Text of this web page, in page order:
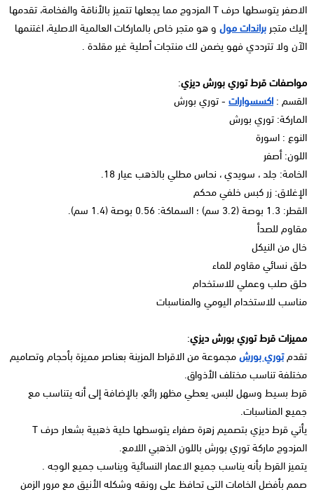
الاصفر يتوسطها حرف T المزدوج مما يجعلها تتميز بالأناقة والفخامة، تقدمها
إليك متجر براندات مول و هو متجر خاص بالماركات العالمية الاصلية، اغتنمها
الآن ولا تترددي فهو يضمن لك منتجات أصلية غير مقلدة .
مواصفات قرط توري بورش ديزي:
القسم : اكسسوارات - توري بورش
الماركة: توري بورش
النوع : اسورة
اللون: أصفر
الخامة: جلد ، سويدي ، نحاس مطلي بالذهب عيار 18.
الإغلاق: زر كبس خلفي محكم
القطر: 1.3 بوصة (3.2 سم) ؛ السماكة: 0.56 بوصة (1.4 سم).
مقاوم للصدأ
خال من النيكل
حلق نسائي مقاوم للماء
حلق صلب وعملي للاستخدام
مناسب للاستخدام اليومي والمناسبات
مميزات قرط توري بورش ديزي:
تقدمتوري بورشمجموعة من الاقراط المزينة بعناصر مميزة بأحجام وتصاميم
مختلفة تناسب مختلف الأذواق.
قرط بسيط وسهل للبس، يعطي مظهر رائع، بالإضافة إلى أنه يتناسب مع
جميع المناسبات.
يأتي قرط ديزي بتصميم زهرة صفراء يتوسطها حلية ذهبية بشعار حرف T
المزدوج ماركة توري بورش باللون الذهبي اللامع.
يتميز القرط بأنه يناسب جميع الاعمار النسائية ويناسب جميع الوجه .
صمم بأفضل الخامات التى تحافظ على رونقه وشكله الأنيق مع مرور الزمن